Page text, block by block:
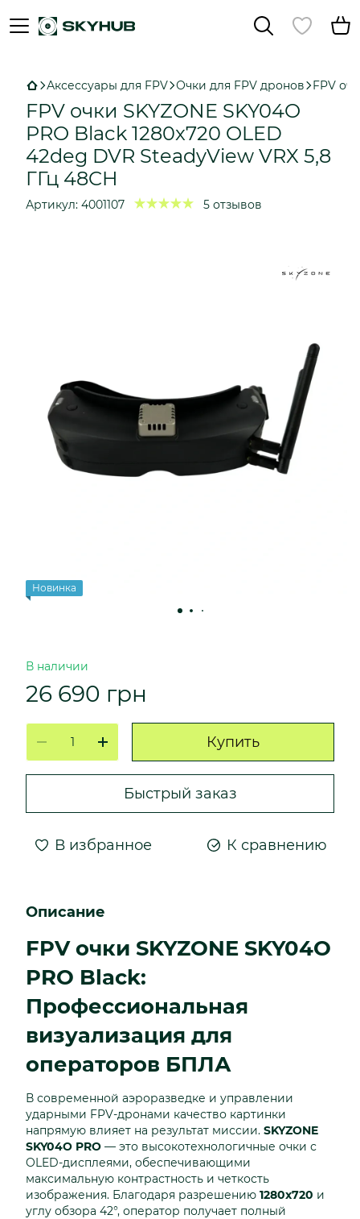
Аксессуары для FPV Очки для FPV дронов FPV
FPV очки SKYZONE SKY04O
PRO Black 1280x720 OLED
42deg DVR SteadyView VRX 5,8
ГГц 48CH
Артикул: 4001107 5 отзывов
Новинка
В наличии
26 690 грн
Купить
Быстрый заказ
В избранное К сравнению
Описание
FPV очки SKYZONE SKY04O
PRO Black:
Профессиональная
визуализация для
операторов БПЛА
В современной аэроразведке и управлении
ударными FPV-дронами качество картинки
напрямую влияет на результат миссии. SKYZONE
SKY04O PRO — это высокотехнологичные очки с
OLED-дисплеями, обеспечивающими
максимальную контрастность и четкость
изображения. Благодаря разрешению 1280x720 и
углу обзора 42°, оператор получает полный